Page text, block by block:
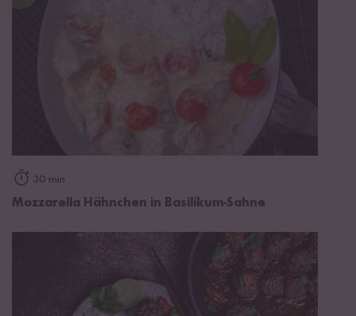
30 min
Mozzarella Hähnchen in Basilikum-Sahne